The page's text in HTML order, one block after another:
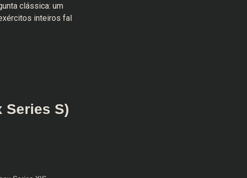
clássica: um
inteiros fal
Series S)